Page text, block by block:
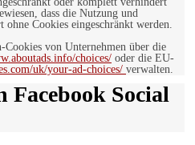
dass die Nutzung und
ohne Cookies eingeschränkt werden.
von Unternehmen über die
choices/ oder die EU-
uk/your-ad-choices/ verwalten.
Facebook Social